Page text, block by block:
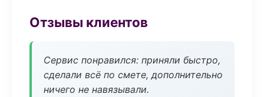
Отзывы клиентов
Сервис понравился: приняли быстро,
сделали всё по смете, дополнительно
ничего не навязывали.